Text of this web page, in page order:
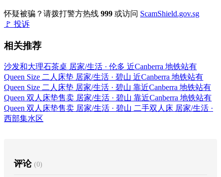
怀疑被骗？请拨打警方热线 999 或访问 ScamShield.gov.sg
🚩 投诉
相关推荐
沙发和大理石茶桌 居家/生活 · 伦多 近Canberra 地铁站有
Queen Size 二人床垫 居家/生活 · 碧山 近Canberra 地铁站有
Queen Size 二人床垫 居家/生活 · 碧山 靠近Canberra 地铁站有
Queen 双人床垫售卖 居家/生活 · 碧山 靠近Canberra 地铁站有
Queen 双人床垫售卖 居家/生活 · 碧山 二手双人床 居家/生活 ·
西部集水区
评论 (0)